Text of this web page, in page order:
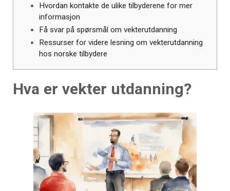
Hvordan kontakte de ulike tilbyderene for mer
informasjon
Få svar på spørsmål om vekterutdanning
Ressurser for videre lesning om vekterutdanning
hos norske tilbydere
Hva er vekter utdanning?